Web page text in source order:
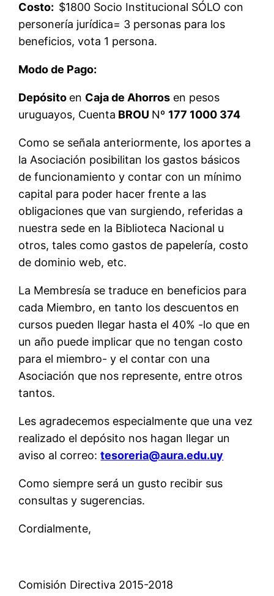
Costo: $1800 Socio Institucional SÓLO con
personería jurídica= 3 personas para los
beneficios, vota 1 persona.
Modo de Pago:
Depósito en Caja de Ahorros en pesos
uruguayos, Cuenta BROU Nº 177 1000 374
Como se señala anteriormente, los aportes a
la Asociación posibilitan los gastos básicos
de funcionamiento y contar con un mínimo
capital para poder hacer frente a las
obligaciones que van surgiendo, referidas a
nuestra sede en la Biblioteca Nacional u
otros, tales como gastos de papelería, costo
de dominio web, etc.
La Membresía se traduce en beneficios para
cada Miembro, en tanto los descuentos en
cursos pueden llegar hasta el 40% -lo que en
un año puede implicar que no tengan costo
para el miembro- y el contar con una
Asociación que nos represente, entre otros
tantos.
Les agradecemos especialmente que una vez
realizado el depósito nos hagan llegar un
aviso al correo:tesoreria@aura.edu.uy
Como siempre será un gusto recibir sus
consultas y sugerencias.
Cordialmente,
Comisión Directiva 2015-2018